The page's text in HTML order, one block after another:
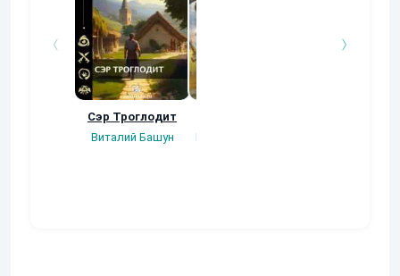
Сэр Троглодит
Виталий Башун
Плотников Сергей